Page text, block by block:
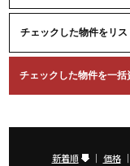
新着順 ｜ 価格｜